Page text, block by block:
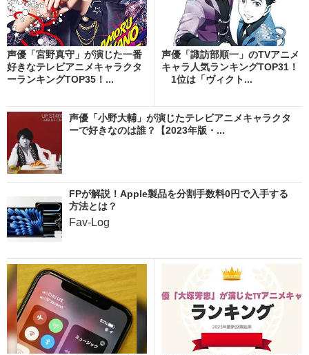
声優「宮野真守」が演じた一番
好きなテレビアニメキャラクタ
ーランキングTOP35！...
声優「諏訪部順一」のTVアニメ
キャラ人気ランキングTOP31！
1位は「ヴィクト...
声優「小野大輔」が演じたテレビアニメキャラクタ
ーで好きなのは誰？【2023年版・...
FPが解説！Apple製品を分割手数料0円で入手する
方法とは？
Fav-Log